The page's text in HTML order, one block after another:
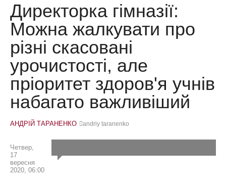
Директорка гімназії:
Можна жалкувати про
різні скасовані
урочистості, але
пріоритет здоров'я учнів
набагато важливіший
АНДРІЙ ТАРАНЕНКО andriy taranenko
Четвер,
17
вересня
2020, 06:00